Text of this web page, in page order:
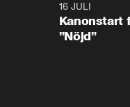
16 JULI
Kanonstart
”Nöjd”